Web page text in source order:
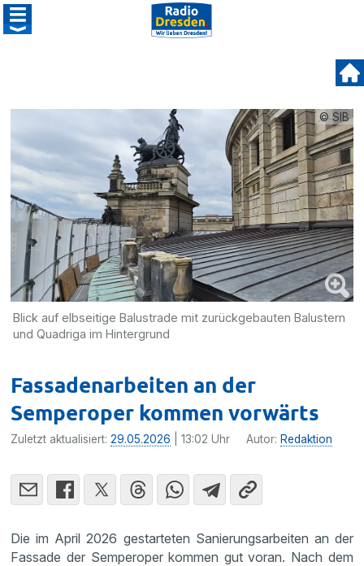
© SIB
Blick auf elbseitige Balustrade mit zurückgebauten Balustern
und Quadriga im Hintergrund
Fassadenarbeiten an der
Semperoper kommen vorwärts
Zuletzt aktualisiert:29.05.2026 | 13:02 Uhr Autor: Redaktion
Die im April 2026 gestarteten Sanierungsarbeiten an der
Fassade der Semperoper kommen gut voran. Nach dem